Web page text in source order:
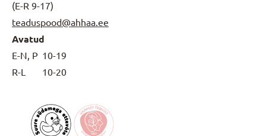
(E-R 9-17)
teaduspood@ahhaa.ee
Avatud
E-N, P 10-19
R-L
10-20